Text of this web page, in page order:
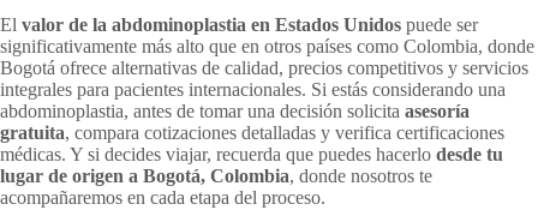
El valor de la abdominoplastia en Estados Unidos puede ser
significativamente más alto que en otros países como Colombia, donde
Bogotá ofrece alternativas de calidad, precios competitivos y servicios
integrales para pacientes internacionales. Si estás considerando una
abdominoplastia, antes de tomar una decisión solicita asesoría
gratuita, compara cotizaciones detalladas y verifica certificaciones
médicas. Y si decides viajar, recuerda que puedes hacerlo desde tu
lugar de origen a Bogotá, Colombia, donde nosotros te
acompañaremos en cada etapa del proceso.